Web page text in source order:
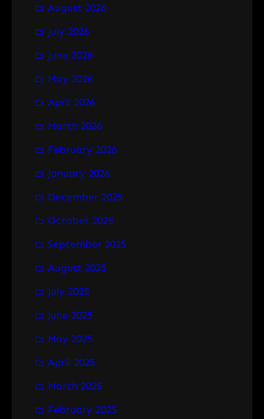
c
h
August 2026
July 2026
June 2026
May 2026
April 2026
March 2026
February 2026
January 2026
December 2025
October 2025
September 2025
August 2025
July 2025
June 2025
May 2025
April 2025
March 2025
February 2025